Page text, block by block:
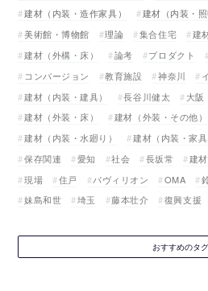
建材（内装・造作家具）
建材（内装・照
美術館・博物館
理論 集合住宅
建
建材（外構・床）
論考 プロダクト
コンバージョン
教育施設 神奈川
建材（内装・建具）
長谷川健太 大阪
建材（外装・床）
建材（外装・その他）
建材（内装・水廻り）
建材（内装・家具
保存関連
愛知 社会 長坂常 建
現場
住戸 パヴィリオン OMA
妹島和世
埼玉 藤本壮介 復興支援
おすすめのタグ